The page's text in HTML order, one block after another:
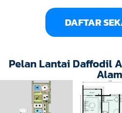
DAFTAR
Pelan Lantai Daffodil
Alam